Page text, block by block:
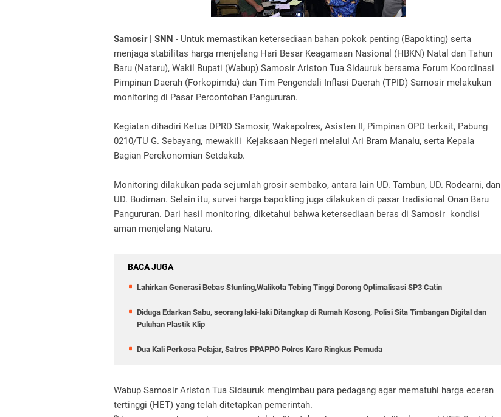
Samosir | SNN - Untuk memastikan ketersediaan bahan pokok penting (Bapokting) serta
menjaga stabilitas harga menjelang Hari Besar Keagamaan Nasional (HBKN) Natal dan Tahun
Baru (Nataru), Wakil Bupati (Wabup) Samosir Ariston Tua Sidauruk bersama Forum Koordinasi
Pimpinan Daerah (Forkopimda) dan Tim Pengendali Inflasi Daerah (TPID) Samosir melakukan
monitoring di Pasar Percontohan Pangururan.
Kegiatan dihadiri Ketua DPRD Samosir, Wakapolres, Asisten II, Pimpinan OPD terkait, Pabung
0210/TU G. Sebayang, mewakili Kejaksaan Negeri melalui Ari Bram Manalu, serta Kepala
Bagian Perekonomian Setdakab.
Monitoring dilakukan pada sejumlah grosir sembako, antara lain UD. Tambun, UD. Rodearni, dan
UD. Budiman. Selain itu, survei harga bapokting juga dilakukan di pasar tradisional Onan Baru
Pangururan. Dari hasil monitoring, diketahui bahwa ketersediaan beras di Samosir kondisi
aman menjelang Nataru.
BACA JUGA
Lahirkan Generasi Bebas Stunting,Walikota Tebing Tinggi Dorong Optimalisasi SP3 Catin
Diduga Edarkan Sabu, seorang laki-laki Ditangkap di Rumah Kosong, Polisi Sita Timbangan Digital dan
Puluhan Plastik Klip
Dua Kali Perkosa Pelajar, Satres PPAPPO Polres Karo Ringkus Pemuda
Wabup Samosir Ariston Tua Sidauruk mengimbau para pedagang agar mematuhi harga eceran
tertinggi (HET) yang telah ditetapkan pemerintah.